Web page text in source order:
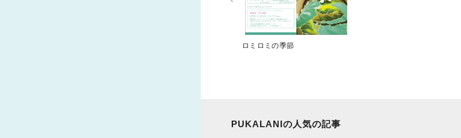
ロミロミの季節
PUKALANIの人気の記事